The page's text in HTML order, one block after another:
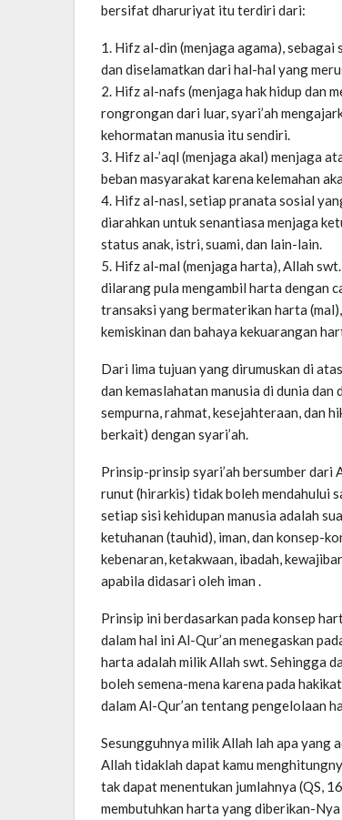
bersifat dharuriyat itu terdiri dari:
1. Hifz al-din (menjaga agama),
dan diselamatkan dari hal-hal yang
2. Hifz al-nafs (menjaga hak hidup dan
rongrongan dari luar, syari’ah
kehormatan manusia itu sendiri.
3. Hifz al-’aql (menjaga akal) menjaga
beban masyarakat karena kelemahan
4. Hifz al-nasl, setiap pranata sosial
diarahkan untuk senantiasa menjaga
status anak, istri, suami, dan lain-lain.
5. Hifz al-mal (menjaga harta), Allah
dilarang pula mengambil harta dengan
transaksi yang bermaterikan harta
kemiskinan dan bahaya kekuarangan
Dari lima tujuan yang dirumuskan di
dan kemaslahatan manusia di dunia
sempurna, rahmat, kesejahteraan, dan
berkait) dengan syari’ah.
Prinsip-prinsip syari’ah bersumber dari
runut (hirarkis) tidak boleh mendahului
setiap sisi kehidupan manusia adalah
ketuhanan (tauhid), iman, dan konsep-
kebenaran, ketakwaan, ibadah,
apabila didasari oleh iman .
Prinsip ini berdasarkan pada konsep
dalam hal ini Al-Qur’an menegaskan
harta adalah milik Allah swt. Sehingga
boleh semena-mena karena pada
dalam Al-Qur’an tentang pengelolaan
Sesungguhnya milik Allah lah apa yang
Allah tidaklah dapat kamu
tak dapat menentukan jumlahnya (QS,
membutuhkan harta yang diberikan-